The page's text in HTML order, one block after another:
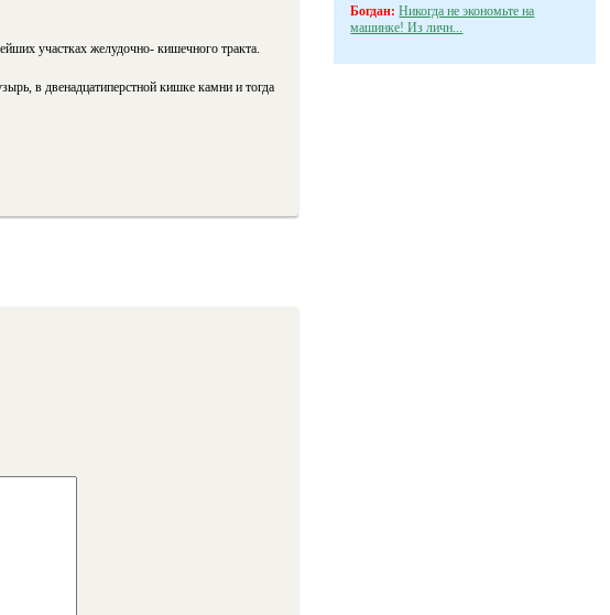
участках желудочно- кишечного тракта.
в двенадцатиперстной кишке камни и тогда
Богдан: Никогда не экономьте на
машинке! Из личн...